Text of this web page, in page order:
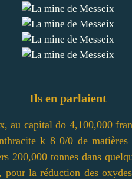
Ils en parlaient
au capital do 4,100,000
k 8 0/0 de
200,000 tonnes dans
la réduction des